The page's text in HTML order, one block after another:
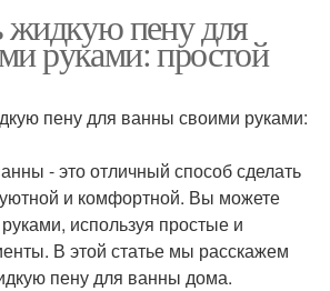
жидкую пену для
руками: простой
пену для ванны своими руками:
- это отличный способ сделать
и комфортной. Вы можете
используя простые и
В этой статье мы расскажем
пену для ванны дома.